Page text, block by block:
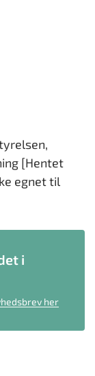
[Hentet
egnet til
i
her